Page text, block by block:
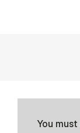
You must